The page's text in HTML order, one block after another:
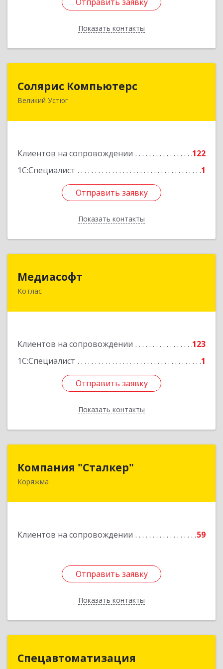
Показать контакты
Назад
Солярис Компьютерс
Великий Устюг
Клиентов на сопровождении
122
1С:Специалист
1
Отправить заявку
Показать контакты
162390, Вологодская обл, Великий Устюг г,
Отправить заявку
Назад
Медиасофт
Котлас
Клиентов на сопровождении
123
1С:Специалист
1
Отправить заявку
Показать контакты
Отправить заявку
Назад
Компания "Сталкер"
Коряжма
Клиентов на сопровождении 59
Отправить заявку
Показать контакты
Отправить заявку
Назад
Спецавтоматизация